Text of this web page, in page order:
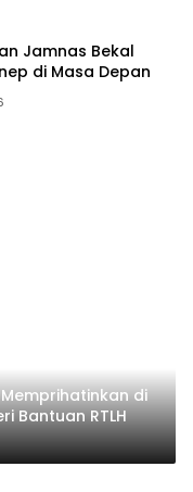
Jamnas Bekal
di Masa Depan
di
Bantuan RTLH